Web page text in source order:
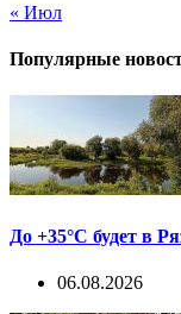
« Июл
Популярные
До +35°С будет в
06.08.2026